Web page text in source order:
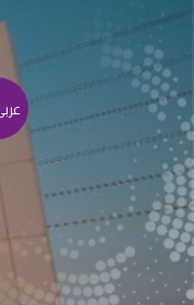
Skip
Content